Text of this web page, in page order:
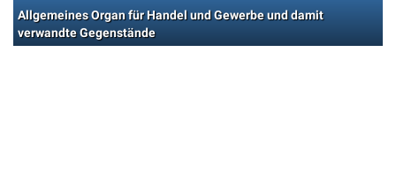
Allgemeines Organ für Handel und Gewerbe und damit
verwandte Gegenstände